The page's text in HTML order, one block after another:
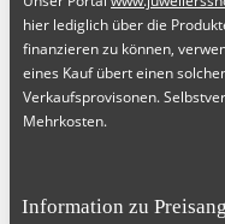
hier lediglich über die
finanzieren zu können,
eines Kauf übert einen
Verkaufsprovisonen.
Mehrkosten.
Information zu